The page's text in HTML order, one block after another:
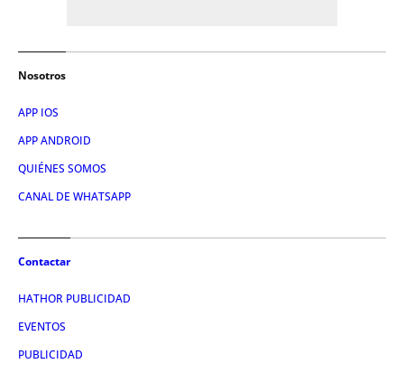
Nosotros
APP IOS
APP ANDROID
QUIÉNES SOMOS
CANAL DE WHATSAPP
Contactar
HATHOR PUBLICIDAD
EVENTOS
PUBLICIDAD